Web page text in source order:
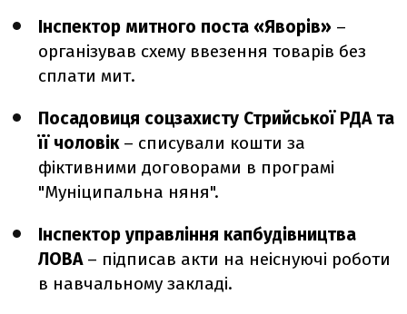
Інспектор митного поста «Яворів» –
організував схему ввезення товарів без
сплати мит.
Посадовиця соцзахисту Стрийської РДА та
її чоловік – списували кошти за
фіктивними договорами в програмі
"Муніципальна няня".
Інспектор управління капбудівництва
ЛОВА – підписав акти на неіснуючі роботи
в навчальному закладі.